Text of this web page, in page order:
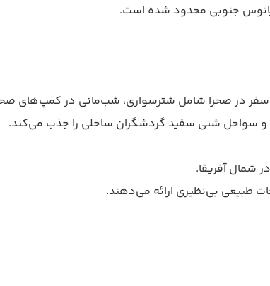
جنوبی محدود شده است.
سفر در صحرا شامل شترسواری، شب‌مانی در کمپ‌های
و سواحل شنی سفید گردشگران ساحلی را جذب می‌کند.
شمال آفریقا.
طبیعی بی‌نظیری ارائه می‌دهند.